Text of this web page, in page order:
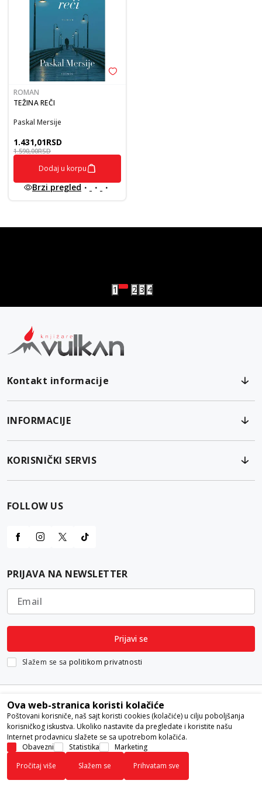
ROMAN
TEŽINA REČI
Paskal Mersije
1.431,01RSD
1.590,00RSD
Dodaj u korpu
Brzi pregled
1 2 3 4
Kontakt informacije
INFORMACIJE
KORISNIČKI SERVIS
FOLLOW US
PRIJAVA NA NEWSLETTER
Email
Prijavi se
Slažem se sa politikom privatnosti
Nastojimo da budemo što precizniji u opisu proizvoda, prikazu slika i
samih cena, ali ne možemo garantovati da su sve informacije kompletne i
bez grešaka. Svi artikli prikazani na sajtu su deo naše ponude i ne
podrazumeva da su dostupni u svakom trenutku.
Ova web-stranica koristi kolačiće
Poštovani korisniče, naš sajt koristi cookies (kolačiće) u cilju poboljšanja
korisničkog iskustva. Ukoliko nastavite da pregledate i koristite našu
Internet prodavnicu slažete se sa upotrebom kolačića.
Obavezni
Statistika
Marketing
Pročitaj više
Slažem se Prihvatam sve